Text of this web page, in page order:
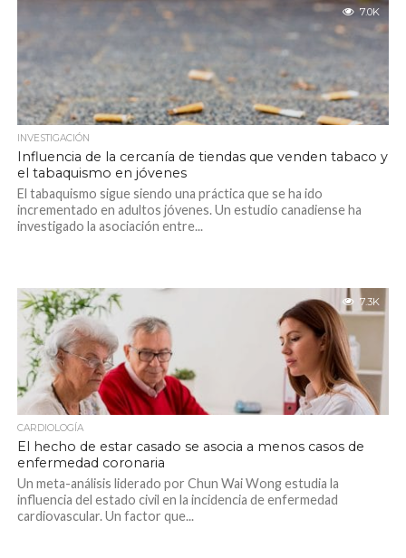
7.0K
INVESTIGACIÓN
Influencia de la cercanía de tiendas que venden tabaco y
el tabaquismo en jóvenes
El tabaquismo sigue siendo una práctica que se ha ido
incrementado en adultos jóvenes. Un estudio canadiense ha
investigado la asociación entre...
7.3K
CARDIOLOGÍA
El hecho de estar casado se asocia a menos casos de
enfermedad coronaria
Un meta-análisis liderado por Chun Wai Wong estudia la
influencia del estado civil en la incidencia de enfermedad
cardiovascular. Un factor que...